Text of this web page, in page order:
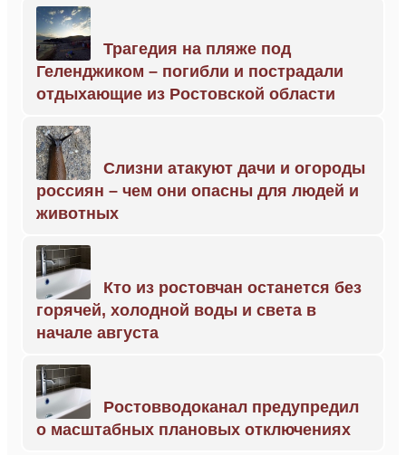
Трагедия на пляже под
Геленджиком – погибли и пострадали
отдыхающие из Ростовской области
Слизни атакуют дачи и огороды
россиян – чем они опасны для людей и
животных
Кто из ростовчан останется без
горячей, холодной воды и света в
начале августа
Ростовводоканал предупредил
о масштабных плановых отключениях